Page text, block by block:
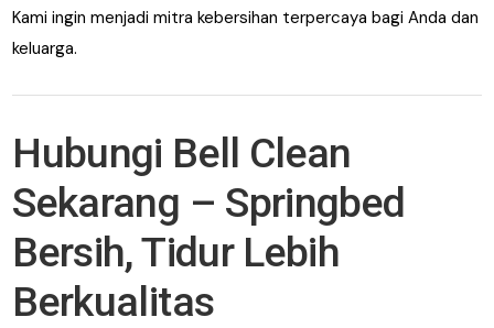
Kami ingin menjadi mitra kebersihan terpercaya bagi Anda dan
keluarga.
Hubungi Bell Clean
Sekarang – Springbed
Bersih, Tidur Lebih
Berkualitas